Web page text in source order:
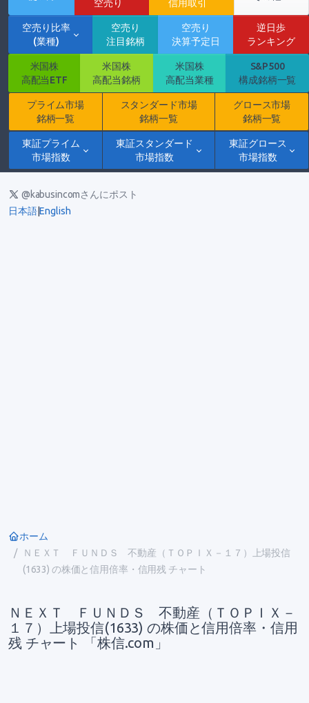
空売り
信用取引
空売り比率
(業種)
空売り
注目銘柄
空売り
決算予定日
逆日歩
ランキング
米国株
高配当ETF
米国株
高配当銘柄
米国株
高配当業種
S&P500
構成銘柄一覧
プライム市場
銘柄一覧
スタンダード市場
銘柄一覧
グロース市場
銘柄一覧
東証プライム
市場指数
東証スタンダード
市場指数
東証グロース
市場指数
@kabusincomさんにポスト
日本語|English
ホーム
ＮＥＸＴ ＦＵＮＤＳ 不動産（ＴＯＰＩＸ－１７）上場投信
(1633) の株価と信用倍率・信用残 チャート
ＮＥＸＴ ＦＵＮＤＳ 不動産（ＴＯＰＩＸ－
１７）上場投信(1633) の株価と信用倍率・信用
残 チャート 「株信.com」